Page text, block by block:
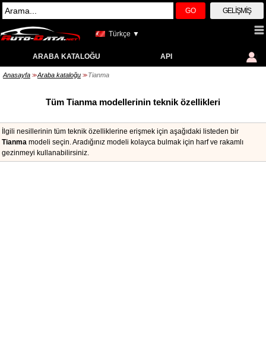
GO GELIŞMIŞ
Türkçe ▼
ARABA KATALOĞU API
Anasayfa >> Araba kataloğu >> Tianma
Tüm Tianma modellerinin teknik özellikleri
İlgili nesillerinin tüm teknik özelliklerine erişmek için aşağıdaki listeden bir
Tianma modeli seçin. Aradığınız modeli kolayca bulmak için harf ve rakamlı
gezinmeyi kullanabilirsiniz.